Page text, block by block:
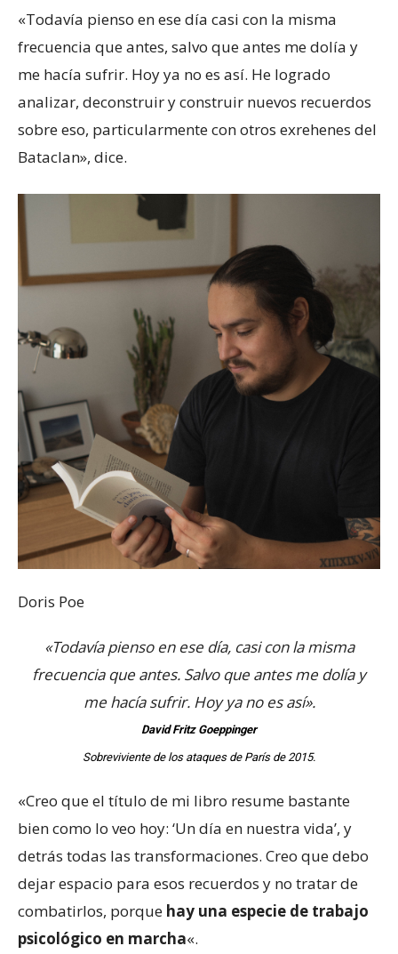
«Todavía pienso en ese día casi con la misma
frecuencia que antes, salvo que antes me dolía y
me hacía sufrir. Hoy ya no es así. He logrado
analizar, deconstruir y construir nuevos recuerdos
sobre eso, particularmente con otros exrehenes del
Bataclan», dice.
Doris Poe
«Todavía pienso en ese día, casi con la misma
frecuencia que antes. Salvo que antes me dolía y
me hacía sufrir. Hoy ya no es así».
David Fritz Goeppinger
Sobreviviente de los ataques de París de 2015.
«Creo que el título de mi libro resume bastante
bien como lo veo hoy: ‘Un día en nuestra vida’, y
detrás todas las transformaciones. Creo que debo
dejar espacio para esos recuerdos y no tratar de
combatirlos, porque hay una especie de trabajo
psicológico en marcha«.